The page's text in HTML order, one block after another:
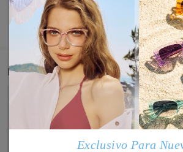
MOSTRAR MÁS
Detail
Exclusivo Para